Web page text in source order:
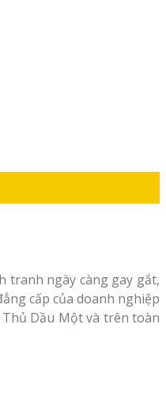
tranh ngày càng gay gắt,
cấp của doanh nghiệp
Dầu Một và trên toàn